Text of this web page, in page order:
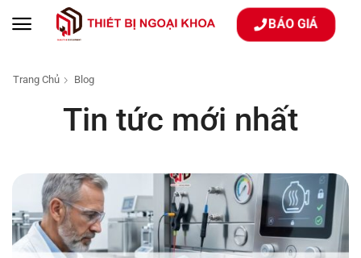
BÁO GIÁ
Trang Chủ Blog
Tin tức mới nhất